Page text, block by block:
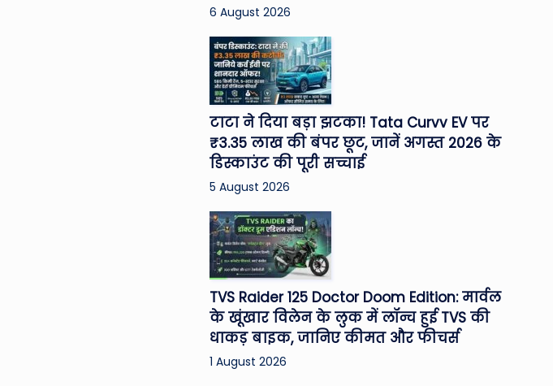
6 August 2026
टाटा ने दिया बड़ा झटका! Tata Curvv EV पर
₹3.35 लाख की बंपर छूट, जानें अगस्त 2026 के
डिस्काउंट की पूरी सच्चाई
5 August 2026
TVS Raider 125 Doctor Doom Edition: मार्वल
के खूंखार विलेन के लुक में लॉन्च हुई TVS की
धाकड़ बाइक, जानिए कीमत और फीचर्स
1 August 2026